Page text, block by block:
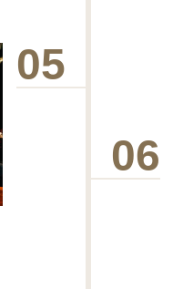
05
06